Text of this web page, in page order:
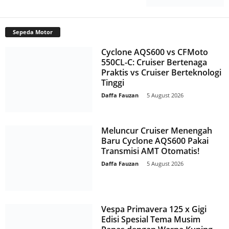
Sepeda Motor
Cyclone AQS600 vs CFMoto
550CL-C: Cruiser Bertenaga
Praktis vs Cruiser Berteknologi
Tinggi
Daffa Fauzan 5 August 2026
Meluncur Cruiser Menengah
Baru Cyclone AQS600 Pakai
Transmisi AMT Otomatis!
Daffa Fauzan 5 August 2026
Vespa Primavera 125 x Gigi
Edisi Spesial Tema Musim